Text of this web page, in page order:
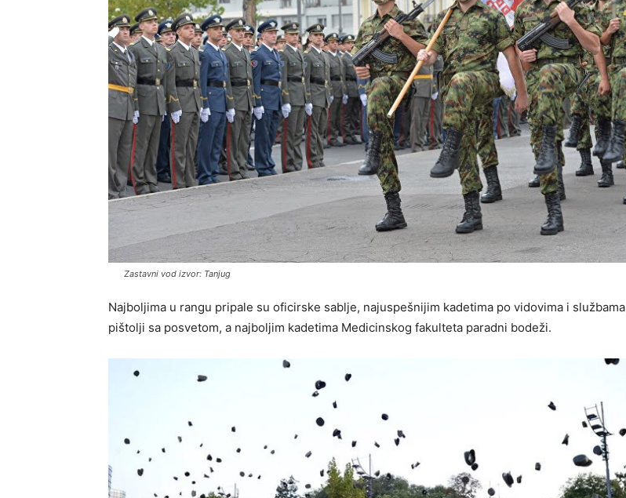
Zastavni vod izvor: Tanjug
Najboljima u rangu pripale su oficirske sablje, najuspešnijim kadetima po vidovima i službama
pištolji sa posvetom, a najboljim kadetima Medicinskog fakulteta paradni bodeži.